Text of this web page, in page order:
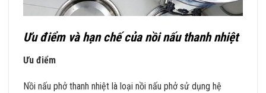
Ưu điểm và hạn chế của nồi nấu thanh nhiệt
Ưu điểm
Nồi nấu phở thanh nhiệt là loại nồi nấu phở sử dụng hệ